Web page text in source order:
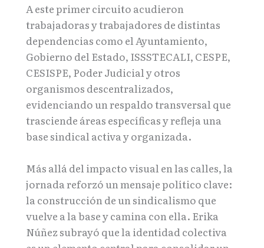
A este primer circuito acudieron
trabajadoras y trabajadores de distintas
dependencias como el Ayuntamiento,
Gobierno del Estado, ISSSTECALI, CESPE,
CESISPE, Poder Judicial y otros
organismos descentralizados,
evidenciando un respaldo transversal que
trasciende áreas específicas y refleja una
base sindical activa y organizada.
Más allá del impacto visual en las calles, la
jornada reforzó un mensaje político clave:
la construcción de un sindicalismo que
vuelve a la base y camina con ella. Erika
Núñez subrayó que la identidad colectiva